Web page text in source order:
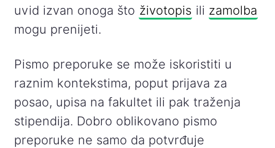
uvid izvan onoga što životopis ili zamolba
mogu prenijeti.
Pismo preporuke se može iskoristiti u
raznim kontekstima, poput prijava za
posao, upisa na fakultet ili pak traženja
stipendija. Dobro oblikovano pismo
preporuke ne samo da potvrđuje